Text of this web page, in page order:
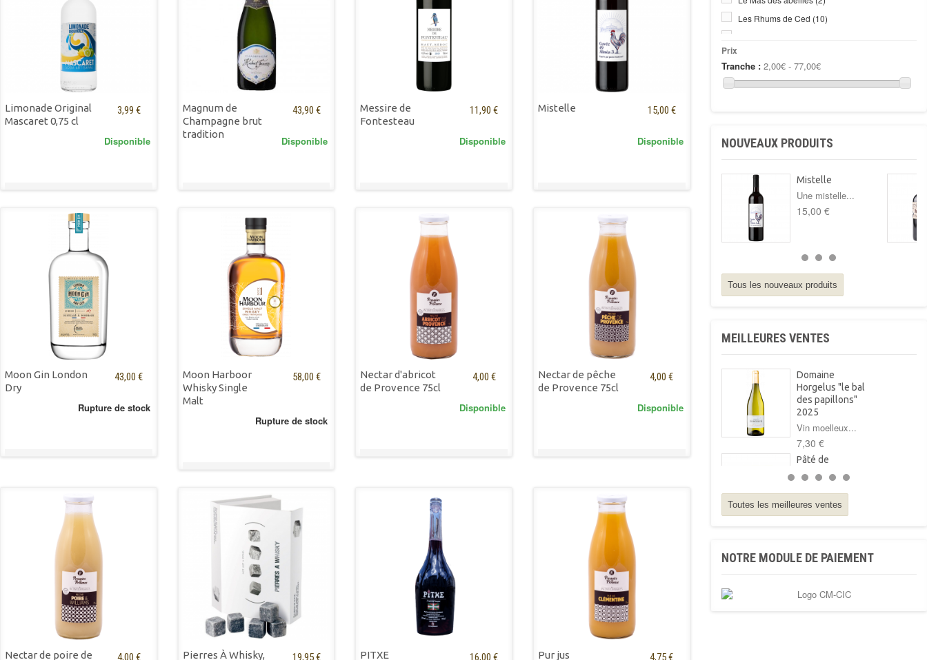
Limonade Original
Mascaret 0,75 cl
3,99 €
Disponible
Magnum de
Champagne brut
tradition
43,90 €
Disponible
Messire de
Fontesteau
11,90 €
Disponible
Mistelle 15,00 €
Disponible
Moon Gin London
Dry
43,00 €
Rupture de stock
Moon Harboor
Whisky Single
Malt
58,00 €
Rupture de stock
Nectar d'abricot
de Provence 75cl
4,00 €
Disponible
Nectar de pêche
de Provence 75cl
4,00 €
Disponible
Nectar de poire de 4,00 € Pierres À Whisky, 19,95 € PITXE 16,00 € Pur jus 4,75 €
Les Rhums de Ced (10)
Moon Harbour
(4)
Prix
Tranche : 2,00€ - 77,00€
NOUVEAUX PRODUITS
Mistelle
Une mistelle...
15,00 €
Tous les nouveaux produits
MEILLEURES VENTES
Domaine
Horgelus "le bal
des papillons"
2025
Vin moelleux...
7,30 €
Pâté de
campagne au foie
gras Arnabar
125g
Pâté de
Pâté basque au
Arnabar 125g
Toutes les meilleures ventes
NOTRE MODULE DE PAIEMENT